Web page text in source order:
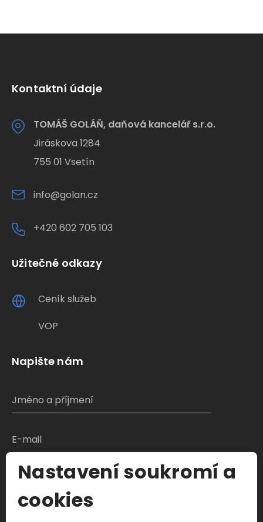
Kontaktní údaje
TOMÁŠ GOLÁŇ, daňová kancelář s.r.o.
Jiráskova 1284
755 01 Vsetín
info@golan.cz
+420 602 705 103
Užitečné odkazy
Ceník služeb
VOP
Napište nám
S čím Vám můžeme pomoci?
Nastavení soukromí a
cookies